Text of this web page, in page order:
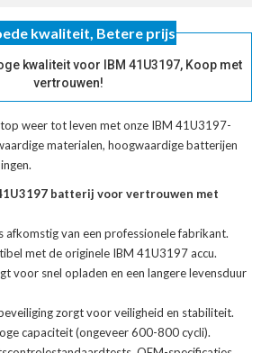
kwaliteit, Betere prijs
kwaliteit voor IBM 41U3197, Koop met
vertrouwen!
weer tot leven met onze IBM 41U3197-
materialen, hoogwaardige batterijen
batterij voor vertrouwen met
afkomstig van een professionele fabrikant.
met deoriginele IBM 41U3197 accu.
voor snel opladen en een langere levensduur
zorgt voor veiligheid en stabiliteit.
capaciteit (ongeveer 600-800 cycli).